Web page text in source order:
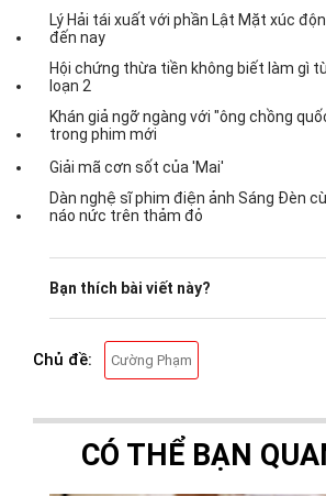
Lý Hải tái xuất với phần Lật Mặt xúc
đến nay
Hội chứng thừa tiền không biết làm gì
loạn 2
Khán giả ngỡ ngàng với "ông chồng
trong phim mới
Giải mã cơn sốt của 'Mai'
Dàn nghệ sĩ phim điện ảnh Sáng Đèn
náo nức trên thảm đỏ
Bạn thích bài viết này?
Chủ đề: Cường Phạm
CÓ THỂ BẠN